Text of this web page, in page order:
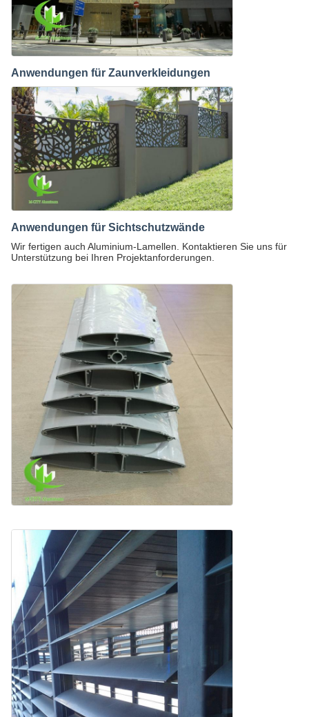
Anwendungen für Zaunverkleidungen
Anwendungen für Sichtschutzwände
Wir fertigen auch Aluminium-Lamellen. Kontaktieren Sie uns für
Unterstützung bei Ihren Projektanforderungen.